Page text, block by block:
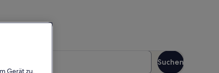
Suchen
Gerät zu,